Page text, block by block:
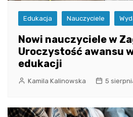
Edukacja Nauczyciele
Nowi nauczyciele w
Uroczystość awansu
edukacji
Kamila Kalinowska 5